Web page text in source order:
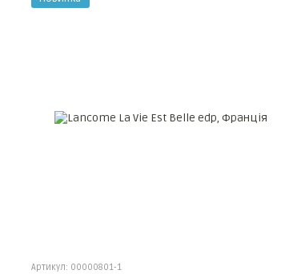
Артикул: 00000801-1